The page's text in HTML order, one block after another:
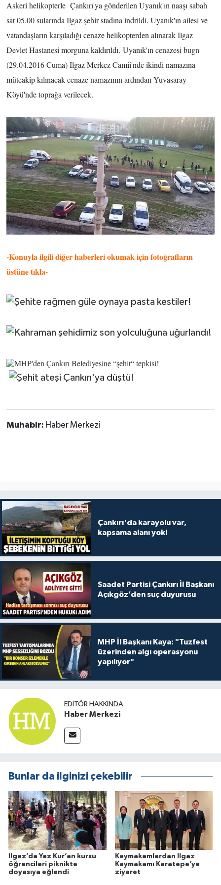
Askeri helikopterle Çankırı'ya gönderilen Uyanık'ın naaşı sabah
sat 05.00 sularında Ilgaz şehir stadına indrildi. Uyanık'ın ailesi ve
vatandaşların karşıladığı cenaze helikopterden alınarak Ilgaz
Devlet Hastanesi morguna kaldırıldı. Uyanık'ın cenazesi bugn
(29.04.2016 Cuma) Ilgaz Merkez Camii'nde ikindi namazına
müteakip kılınacak cenaze namazının ardından Yuvasaray
Köyü'nde toprağa verilecek.
-Konuyla ilgili diğer haberleri okumak için fotoğrafların
üstüne tıkla-
Muhabir: Haber Merkezi
Çankırı'da karayolu var,
kapsama alanı yok!
Saadet Partisi Çankırı İl Başkanı
Açıkgöz’den suç duyurusu
MHP İl Başkanı Kaya: "Tuzfest
üzerinden algı operasyonu
yapılıyor"
EDITÖR HAKKINDA
Haber Merkezi
Bunlar da ilginizi çekebilir
Ilgaz’da Yaz Kur’an kursu
öğrencileri piknikte
doyasıya eğlendi
Kaymakamlardan Ilgaz
Kaymakamı Karatepe’ye
ziyaret